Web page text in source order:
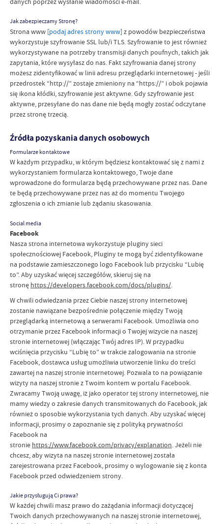
Jak zabezpieczamy Stronę?
Strona www [podaj adres strony www] z powodów bezpieczeństwa
wykorzystuje szyfrowanie SSL lub/i TLS. Szyfrowanie to jest również
wykorzystywane na potrzeby transmisji danych poufnych, takich jak
zapytania, które wysyłasz do nas. Fakt szyfrowania danej strony
możesz zidentyfikować w linii adresu przeglądarki internetowej - jeśli
przedrostek “http://” zostaje zmieniony na “https://” i obok pojawia
się ikona kłódki, szyfrowanie jest aktywne. Gdy szyfrowanie jest
aktywne, przesyłane do nas dane nie będą mogły zostać odczytane
przez stronę trzecią.
Źródła pozyskania danych osobowych
Formularze kontaktowe
W każdym przypadku, w którym będziesz kontaktować się z nami z
wykorzystaniem formularza kontaktowego, Twoje dane
wprowadzone do formularza będą przechowywane przez nas. Dane
te będą przechowywane przez nas aż do momentu Twojego
zgłoszenia o ich zmianie lub żądaniu skasowania.
Social media
Facebook
Nasza strona internetowa wykorzystuje pluginy sieci
społecznościowej Facebook, Pluginy te mogą być zidentyfikowane
na podstawie zamieszczonego logo Facebook lub przycisku “Lubię
to”. Aby uzyskać więcej szczegółów, skieruj się na
stronę https://developers.facebook.com/docs/plugins/.
W chwili odwiedzania przez Ciebie naszej strony internetowej
zostanie nawiązane bezpośrednie połączenie między Twoją
przeglądarką internetową a serwerami Facebook. Umożliwia ono
otrzymanie przez Facebook informacji o Twojej wizycie na naszej
stronie internetowej (włączając Twój adres IP). W przypadku
wciśnięcia przycisku “Lubię to” w trakcie zalogowania na stronie
Facebook, dostawca usług umożliwia utworzenie linku do treści
zawartej na naszej stronie internetowej. Pozwala to na powiązanie
wizyty na naszej stronie z Twoim kontem w portalu Facebook.
Zwracamy Twoją uwagę, iż jako operator tej strony internetowej, nie
mamy wiedzy o zakresie danych transmitowanych do Facebook, jak
również o sposobie wykorzystania tych danych. Aby uzyskać więcej
informacji, prosimy o zapoznanie się z polityką prywatności
Facebook na
stronie https://www.facebook.com/privacy/explanation. Jeżeli nie
chcesz, aby wizyta na naszej stronie internetowej została
zarejestrowana przez Facebook, prosimy o wylogowanie się z konta
Facebook przed odwiedzeniem strony.
Jakie przysługują Ci prawa?
W każdej chwili masz prawo do zażądania informacji dotyczącej
Twoich danych przechowywanych na naszej stronie internetowej,